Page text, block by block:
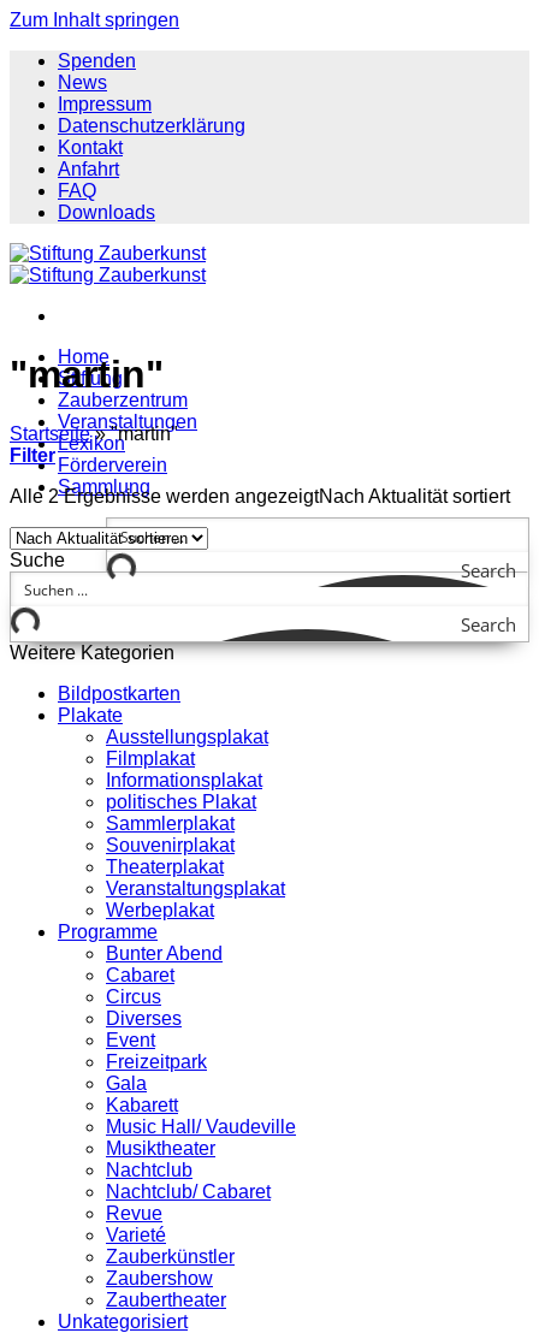
Zum Inhalt springen
Spenden
News
Impressum
Datenschutzerklärung
Kontakt
Anfahrt
FAQ
Downloads
Home
Stiftung
Zauberzentrum
Veranstaltungen
Lexikon
Förderverein
Sammlung
Search
"martin"
Startseite » "martin"
Filter
Alle 2 Ergebnisse werden angezeigtNach Aktualität sortiert
Suche
Search
Weitere Kategorien
Bildpostkarten
Plakate
Ausstellungsplakat
Filmplakat
Informationsplakat
politisches Plakat
Sammlerplakat
Souvenirplakat
Theaterplakat
Veranstaltungsplakat
Werbeplakat
Programme
Bunter Abend
Cabaret
Circus
Diverses
Event
Freizeitpark
Gala
Kabarett
Music Hall/ Vaudeville
Musiktheater
Nachtclub
Nachtclub/ Cabaret
Revue
Varieté
Zauberkünstler
Zaubershow
Zaubertheater
Unkategorisiert